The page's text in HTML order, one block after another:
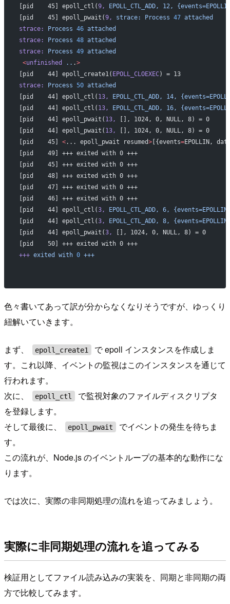
[pid    45] epoll_ctl(9, EPOLL_CTL_ADD, 12,
[pid    45] epoll_pwait(9, strace: Process 47 attached
strace:
Process 46 attached
strace:
Process 48 attached
strace:
Process 49 attached
<unfinished .. .>
[pid    44] epoll_create1( EPOLL_CLOEXEC) = 13
strace:
Process 50 attached
[pid    44] epoll_ctl( 13, EPOLL_CTL_ADD, 14,
[pid    44] epoll_ctl( 13, EPOLL_CTL_ADD, 16,
[pid    44] epoll_pwait( 13,
[], 1024, 0, NULL, 8) = 0
[pid    44] epoll_pwait( 13,
[], 1024, 0, NULL, 8) = 0
[pid    45] <... epoll_pwait resumed>[{events=EPOLLIN,
[pid    49] +++ exited with 0 +++
[pid    45] +++ exited with 0 +++
[pid    48] +++ exited with 0 +++
[pid    47] +++ exited with 0 +++
[pid    46] +++ exited with 0 +++
[pid    44] epoll_ctl(3, EPOLL_CTL_ADD, 6,
[pid    44] epoll_ctl(3, EPOLL_CTL_ADD, 8,
[pid    44] epoll_pwait(3,
[], 1024, 0, NULL, 8) = 0
[pid    50] +++ exited with 0 +++
+++ exited with 0 +++
色々書いてあって訳が分からなくなりそうですが、ゆっくり
紐解いていきます。
まず、 epoll_create1
で epoll インスタンスを作成しま
す。これ以降、イベントの監視はこのインスタンスを通じて
行われます。
次に、
epoll_ctl
で監視対象のファイルディスクリプタ
を登録します。
そして最後に、
epoll_pwait
でイベントの発生を待ちま
す。
この流れが、Node.js のイベントループの基本的な動作にな
ります。
では次に、実際の非同期処理の流れを追ってみましょう。
実際に非同期処理の流れを追ってみる
検証用としてファイル読み込みの実装を、同期と非同期の両
方で比較してみます。